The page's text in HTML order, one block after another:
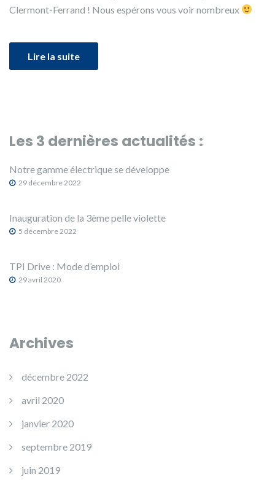
Clermont-Ferrand ! Nous espérons vous voir nombreux
Lire la suite
Les 3 dernières actualités :
Notre gamme électrique se développe
29 décembre 2022
Inauguration de la 3ème pelle violette
5 décembre 2022
TPI Drive : Mode d’emploi
29 avril 2020
Archives
décembre 2022
avril 2020
janvier 2020
septembre 2019
juin 2019